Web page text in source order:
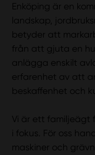
Enköping är en
landskap,
betyder att
från att gjuta en
anlägga enskilt
erfarenhet av att
beskaffenhet och
Vi är ett familjeägt
i fokus. För oss
maskiner och